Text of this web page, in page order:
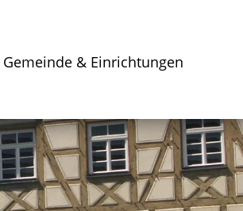
Gemeinde & Einrichtungen